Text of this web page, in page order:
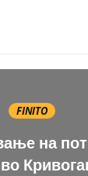
FINITO
на